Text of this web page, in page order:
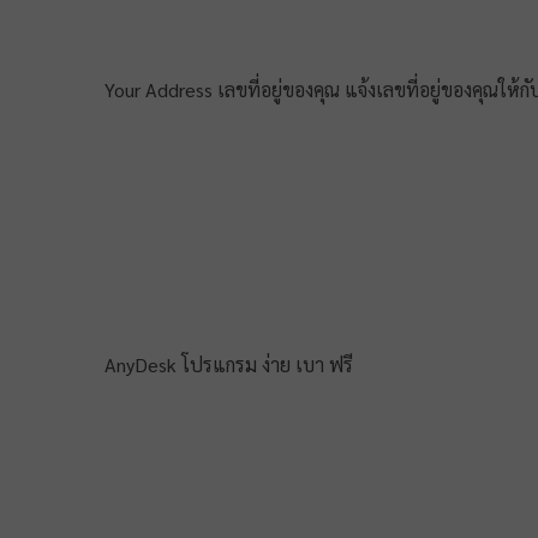
Your Address เลขที่อยู่ของคุณ แจ้งเลขที่อยู่ของคุณให้กั
AnyDesk โปรแกรม ง่าย เบา ฟรี